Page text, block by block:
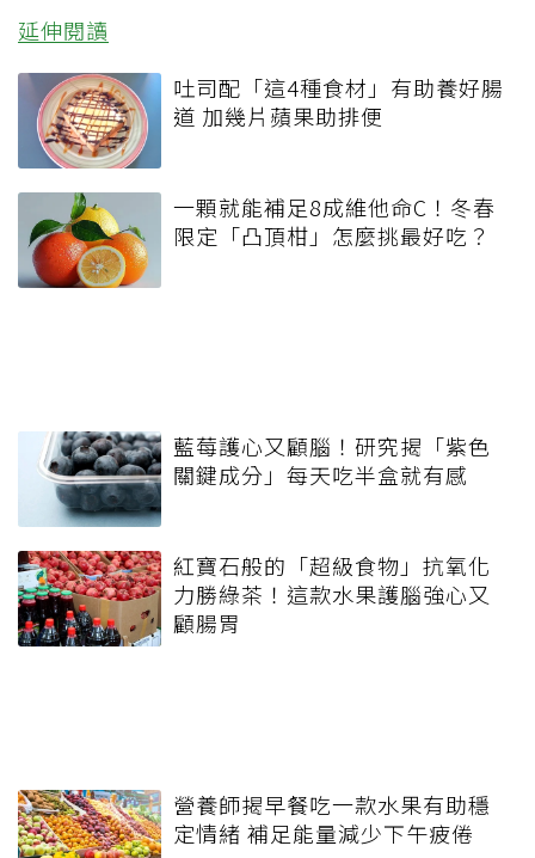
延伸閱讀
吐司配「這4種食材」有助養好腸
道 加幾片蘋果助排便
一顆就能補足8成維他命C！冬春
限定「凸頂柑」怎麼挑最好吃？
藍莓護心又顧腦！研究揭「紫色
關鍵成分」每天吃半盒就有感
紅寶石般的「超級食物」抗氧化
力勝綠茶！這款水果護腦強心又
顧腸胃
營養師揭早餐吃一款水果有助穩
定情緒 補足能量減少下午疲倦